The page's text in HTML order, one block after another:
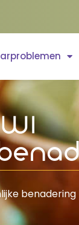
benadering